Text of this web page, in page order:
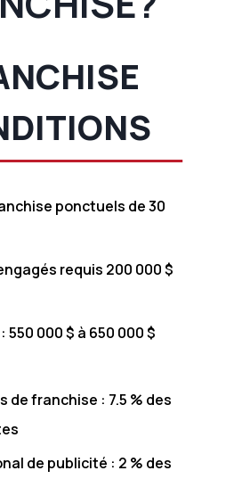
ponctuels de 30
requis 200 000 $
550 000 $ à 650 000 $
de franchise : 7.5 % des
de publicité : 2 % des